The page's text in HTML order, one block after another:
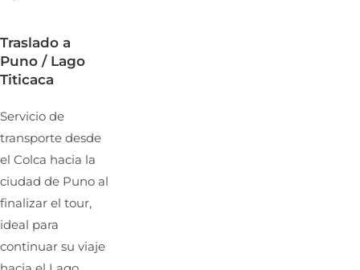
Traslado a
Puno / Lago
Titicaca
Servicio de
transporte desde
el Colca hacia la
ciudad de Puno al
finalizar el tour,
ideal para
continuar su viaje